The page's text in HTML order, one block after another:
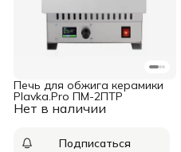
Нет в наличии
Печь для обжига керамики
Plavka.Pro ПМ-2ПТР
Подписаться